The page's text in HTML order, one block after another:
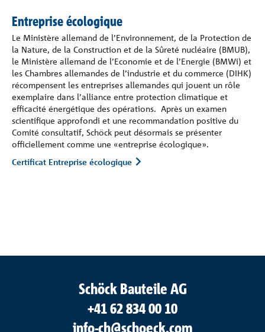
Entreprise écologique
Le Ministère allemand de l’Environnement, de la Protection de
la Nature, de la Construction et de la Sûreté nucléaire (BMUB),
le Ministère allemand de l’Economie et de l’Energie (BMWi) et
les Chambres allemandes de l’industrie et du commerce (DIHK)
récompensent les entreprises allemandes qui jouent un rôle
exemplaire dans l’alliance entre protection climatique et
efficacité énergétique des opérations. Après un examen
scientifique approfondi et une recommandation positive du
Comité consultatif, Schöck peut désormais se présenter
officiellement comme une «entreprise écologique».
Certificat Entreprise écologique
Schöck Bauteile AG
+41 62 834 00 10
info-ch@schoeck.com